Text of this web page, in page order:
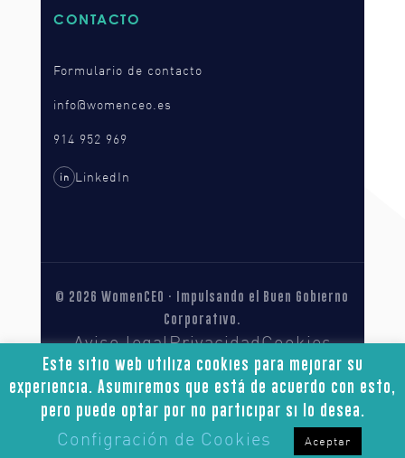
CONTACTO
Formulario de contacto
info@womenceo.es
914 952 969
in LinkedIn
© 2026 WomenCEO · Impulsando el Buen Gobierno
Corporativo.
Aviso legalPrivacidadCookies
Accesibilidad
Este sitio web utiliza cookies para mejorar su
experiencia. Asumiremos que está de acuerdo con esto,
pero puede optar por no participar si lo desea.
Configración de Cookies Aceptar